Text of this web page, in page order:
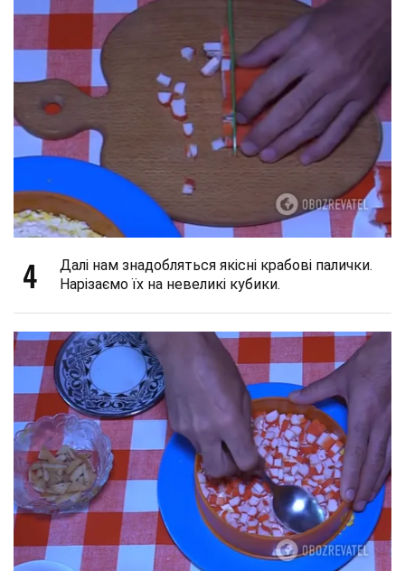
4
Далі нам знадобляться якісні крабові палички.
Нарізаємо їх на невеликі кубики.